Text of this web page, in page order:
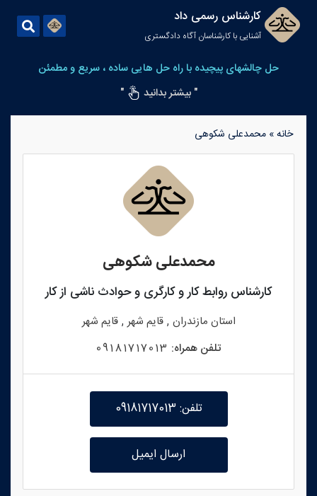
کارشناس رسمی داد
آشنایی با کارشناسان آگاه دادگستری
حل چالشهای پیچیده با راه حل هایی ساده ، سریع و مطمئن
" بیشتر بدانید
"
خانه» محمدعلی شکوهی
محمدعلی شکوهی
کارشناس روابط کار و کارگری‫ و حوادث ناشی از کار
استان مازندران ,قایم شهر,قایم شهر
تلفن همراه: 09181717013
تلفن: 09181717013
ارسال ایمیل